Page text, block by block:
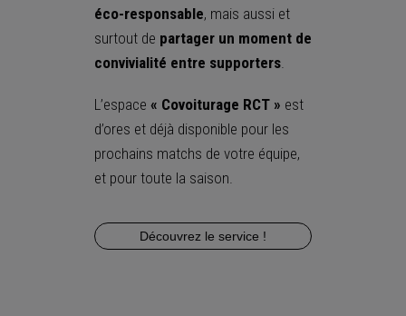
éco-responsable, mais aussi et
surtout de partager un moment de
convivialité entre supporters.
L’espace « Covoiturage RCT » est
d’ores et déjà disponible pour les
prochains matchs de votre équipe,
et pour toute la saison.
Découvrez le service !